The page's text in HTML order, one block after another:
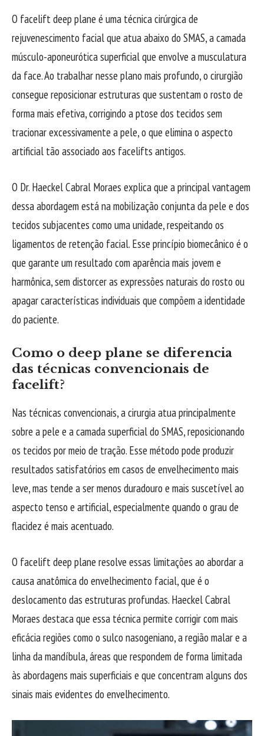
O facelift deep plane é uma técnica cirúrgica de
rejuvenescimento facial que atua abaixo do SMAS, a camada
músculo-aponeurótica superficial que envolve a musculatura
da face. Ao trabalhar nesse plano mais profundo, o cirurgião
consegue reposicionar estruturas que sustentam o rosto de
forma mais efetiva, corrigindo a ptose dos tecidos sem
tracionar excessivamente a pele, o que elimina o aspecto
artificial tão associado aos facelifts antigos.
O Dr. Haeckel Cabral Moraes explica que a principal vantagem
dessa abordagem está na mobilização conjunta da pele e dos
tecidos subjacentes como uma unidade, respeitando os
ligamentos de retenção facial. Esse princípio biomecânico é o
que garante um resultado com aparência mais jovem e
harmônica, sem distorcer as expressões naturais do rosto ou
apagar características individuais que compõem a identidade
do paciente.
Como o deep plane se diferencia
das técnicas convencionais de
facelift?
Nas técnicas convencionais, a cirurgia atua principalmente
sobre a pele e a camada superficial do SMAS, reposicionando
os tecidos por meio de tração. Esse método pode produzir
resultados satisfatórios em casos de envelhecimento mais
leve, mas tende a ser menos duradouro e mais suscetível ao
aspecto tenso e artificial, especialmente quando o grau de
flacidez é mais acentuado.
O facelift deep plane resolve essas limitações ao abordar a
causa anatômica do envelhecimento facial, que é o
deslocamento das estruturas profundas. Haeckel Cabral
Moraes destaca que essa técnica permite corrigir com mais
eficácia regiões como o sulco nasogeniano, a região malar e a
linha da mandíbula, áreas que respondem de forma limitada
às abordagens mais superficiais e que concentram alguns dos
sinais mais evidentes do envelhecimento.